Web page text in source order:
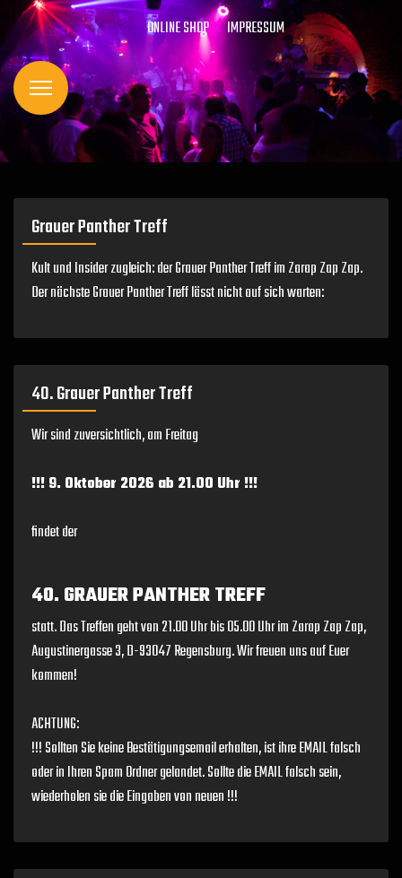
ONLINE SHOP IMPRESSUM
Grauer Panther Treff
Kult und Insider zugleich: der Grauer Panther Treff im Zarap Zap Zap.
Der nächste Grauer Panther Treff lässt nicht auf sich warten:
40. Grauer Panther Treff
Wir sind zuversichtlich, am Freitag
!!! 9. Oktober 2026 ab 21.00 Uhr !!!
findet der
40. GRAUER PANTHER TREFF
statt. Das Treffen geht von 21.00 Uhr bis 05.00 Uhr im Zarap Zap Zap,
Augustinergasse 3, D-93047 Regensburg. Wir freuen uns auf Euer
kommen!
ACHTUNG:
!!! Sollten Sie keine Bestätigungsemail erhalten, ist ihre EMAIL falsch
oder in Ihren Spam Ordner gelandet. Sollte die EMAIL falsch sein,
wiederholen sie die Eingaben von neuen !!!